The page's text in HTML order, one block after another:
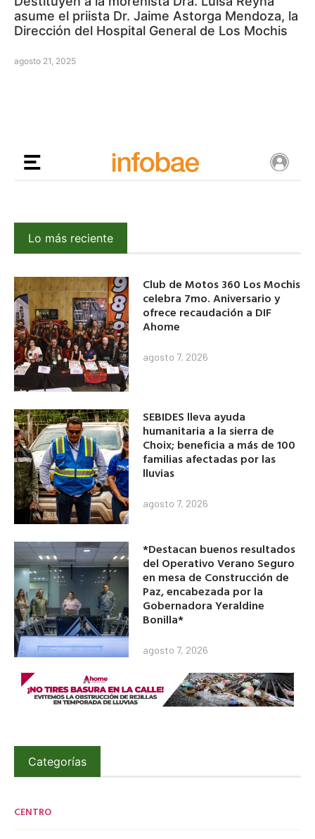
asume el priista Dr. Jaime Astorga Mendoza, la
Dirección del Hospital General de Los Mochis
agosto 21, 2025
Lo más reciente
Club de Motos 360 Los Mochis
celebra 7mo. Aniversario y
ofrece recaudación a DIF
Ahome
agosto 7, 2026
SEBIDES lleva ayuda
humanitaria a la sierra de
Choix; beneficia a más de 100
familias afectadas por las
lluvias
agosto 7, 2026
*Destacan buenos resultados
del Operativo Verano Seguro
en mesa de Construcción de
Paz, encabezada por la
Gobernadora Yeraldine
Bonilla*
agosto 7, 2026
Categorías
CENTRO